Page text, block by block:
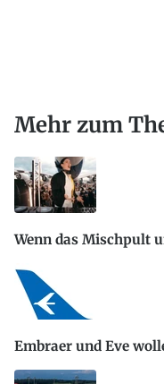
Mehr zum
Wenn das Mischpult
Embraer und Eve